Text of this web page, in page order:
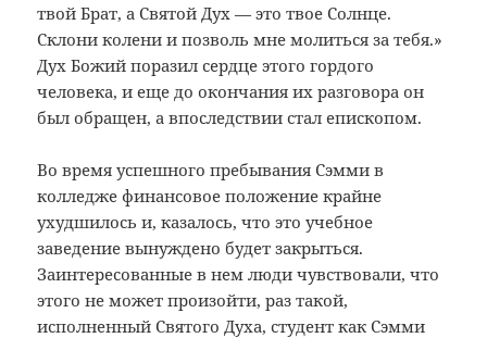
твой Брат, а Святой Дух — это твое Солнце.
Склони колени и позволь мне молиться за тебя.»
Дух Божий поразил сердце этого гордого
человека, и еще до окончания их разговора он
был обращен, а впоследствии стал епископом.
Во время успешного пребывания Сэмми в
колледже финансовое положение крайне
ухудшилось и, казалось, что это учебное
заведение вынуждено будет закрыться.
Заинтересованные в нем люди чувствовали, что
этого не может произойти, раз такой,
исполненный Святого Духа, студент как Сэмми